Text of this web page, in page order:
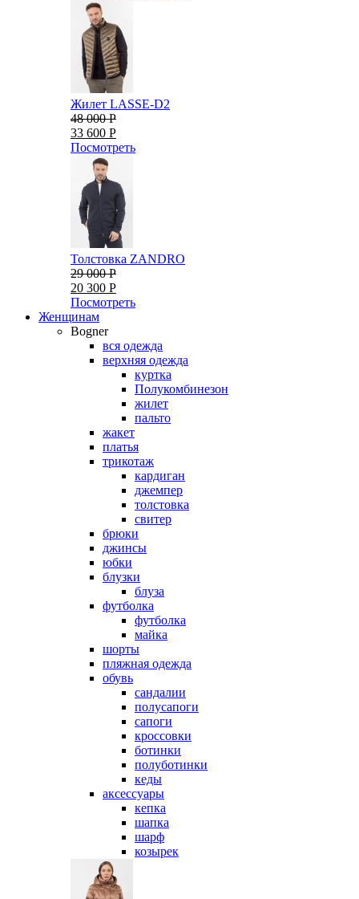
Жилет LASSE-D2
48 000 Р
33 600 Р
Посмотреть
Толстовка ZANDRO
29 000 Р
20 300 Р
Посмотреть
Женщинам
Bogner
вся одежда
верхняя одежда
куртка
Полукомбинезон
жилет
пальто
жакет
платья
трикотаж
кардиган
джемпер
толстовка
свитер
брюки
джинсы
юбки
блузки
блуза
футболка
футболка
майка
шорты
пляжная одежда
oбувь
сандалии
полусапоги
сапоги
кроссовки
ботинки
полуботинки
кеды
аксессуары
кепка
шапка
шарф
козырек